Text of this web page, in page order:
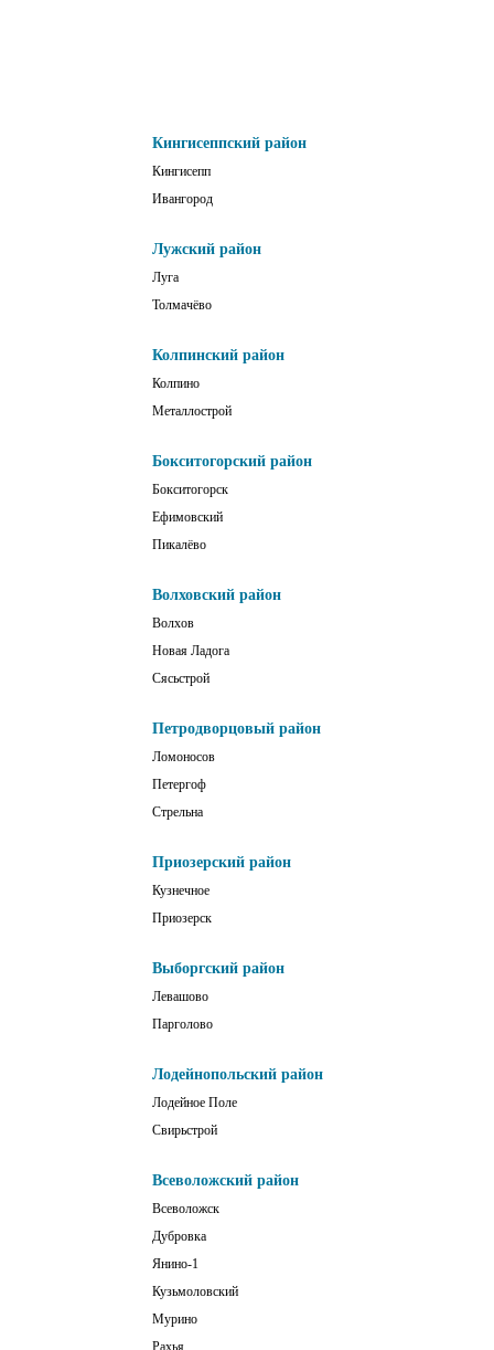
Кингисеппский район
Кингисепп
Ивангород
Лужский район
Луга
Толмачёво
Колпинский район
Колпино
Металлострой
Бокситогорский район
Бокситогорск
Ефимовский
Пикалёво
Волховский район
Волхов
Новая Ладога
Сясьстрой
Петродворцовый район
Ломоносов
Петергоф
Стрельна
Приозерский район
Кузнечное
Приозерск
Выборгский район
Левашово
Парголово
Лодейнопольский район
Лодейное Поле
Свирьстрой
Всеволожский район
Всеволожск
Дубровка
Янино-1
Кузьмоловский
Мурино
Рахья